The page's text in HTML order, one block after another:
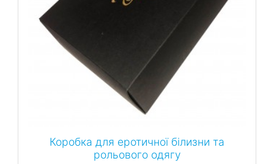
Коробка для еротичної білизни та
рольового одягу